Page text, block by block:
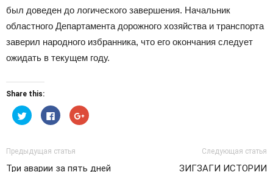
был доведен до логического завершения. Начальник
областного Департамента дорожного хозяйства и транспорта
заверил народного избранника, что его окончания следует
ожидать в текущем году.
Share this:
Нажмите,
чтобы
поделиться
(Открывается
в
новом
Нажмите
здесь,
чтобы
на
Facebook.
(Открывается
Нажмите,
чтобы
новом
Предыдущая статья
Три аварии за пять дней
Следующая статья
ЗИГЗАГИ ИСТОРИИ